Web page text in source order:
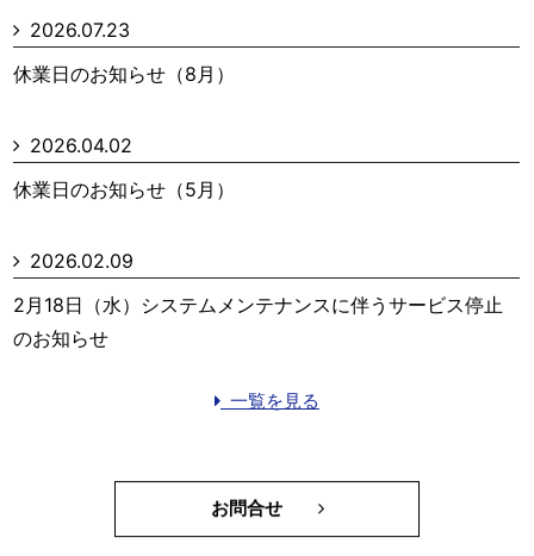
2026.07.23
休業日のお知らせ（8月）
2026.04.02
休業日のお知らせ（5月）
2026.02.09
2月18日（水）システムメンテナンスに伴うサービス停止
のお知らせ
一覧を見る
お問合せ